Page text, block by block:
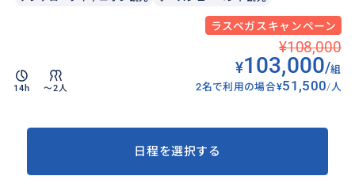
ラスベガスキャンペーン
14h 〜2人
¥108,000
¥103,000/組
2名で利用の場合¥51,500/人
日程を選択する